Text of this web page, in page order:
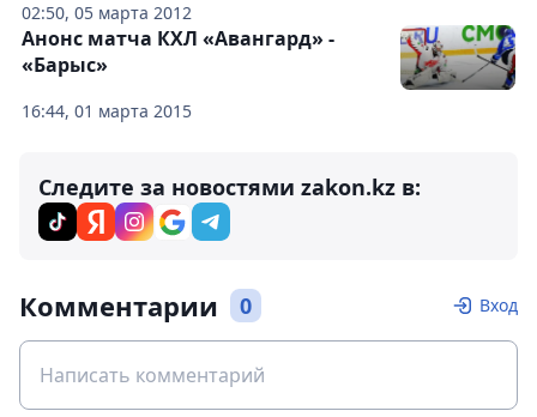
02:50, 05 марта 2012
16:44, 01 марта 2015
Анонс матча КХЛ «Авангард» -
«Барыс»
Следите за новостями zakon.kz в:
Комментарии 0 Вход